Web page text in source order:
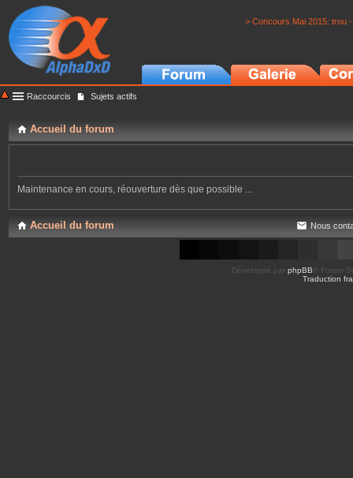
> Concours Mai 2015: trou
Raccourcis Sujets actifs
Accueil du forum
Maintenance en cours, réouverture dès que possible ...
Accueil du forum Nous
Développé par phpBB ® Forum
Traduction